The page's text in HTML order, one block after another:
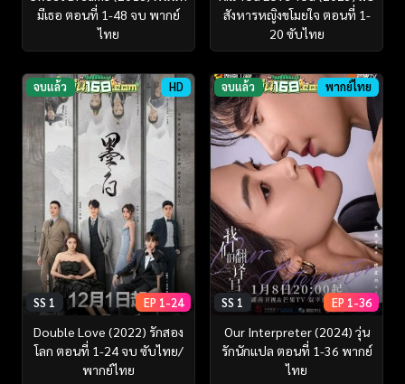
มีเธอ ตอนที่ 1-48 จบ พากย์
ไทย
สังหารหญิงขโมยใจ ตอนที่ 1-
20 ซับไทย
จบแล้ว HD
SS 1 EP 1-24
Double Love (2022) รักสอง
โลก ตอนที่ 1-24 จบ ซับไทย/
พากย์ไทย
จบแล้ว พากย์ไทย
SS 1 EP 1-36
Our Interpreter (2024) วุ่น
รักนักแปล ตอนที่ 1-36 พากย์
ไทย